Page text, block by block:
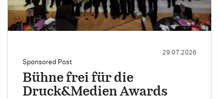
Sponsored Post
29.07.2026
Bühne frei für die
Druck&Medien Awards